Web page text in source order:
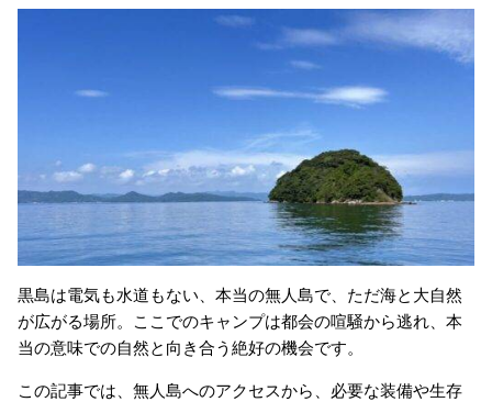
黒島は電気も水道もない、本当の無人島で、ただ海と大自然
が広がる場所。ここでのキャンプは都会の喧騒から逃れ、本
当の意味での自然と向き合う絶好の機会です。
この記事では、無人島へのアクセスから、必要な装備や生存